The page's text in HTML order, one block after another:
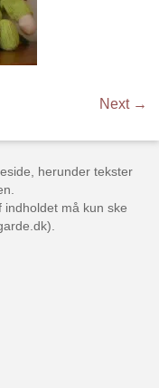
Next →
herunder tekster
må kun ske